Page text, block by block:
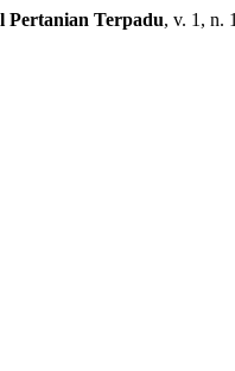
Pertanian Terpadu, v. 1, n.